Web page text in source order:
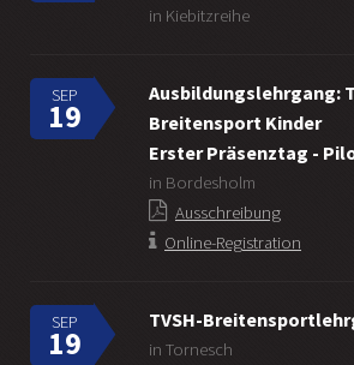
in Kiebitzreihe
SEP
19
Ausbildungslehrgang:
Breitensport Kinder
Erster Präsenztag -
in Bordesholm
Ausschreibung
Online-Registration
SEP
19
TVSH-
in Tornesch